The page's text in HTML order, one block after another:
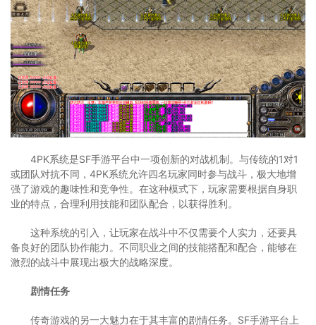
4PK系统是SF手游平台中一项创新的对战机制。与传统的1对1
或团队对抗不同，4PK系统允许四名玩家同时参与战斗，极大地增
强了游戏的趣味性和竞争性。在这种模式下，玩家需要根据自身职
业的特点，合理利用技能和团队配合，以获得胜利。
这种系统的引入，让玩家在战斗中不仅需要个人实力，还要具
备良好的团队协作能力。不同职业之间的技能搭配和配合，能够在
激烈的战斗中展现出极大的战略深度。
剧情任务
传奇游戏的另一大魅力在于其丰富的剧情任务。SF手游平台上